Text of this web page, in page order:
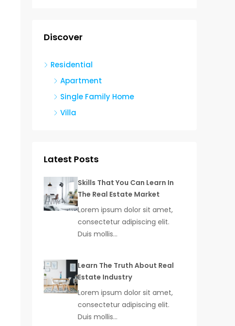
Discover
Residential
Apartment
Single Family Home
Villa
Latest Posts
Skills That You Can Learn In
The Real Estate Market
Lorem ipsum dolor sit amet,
consectetur adipiscing elit.
Duis mollis…
Learn The Truth About Real
Estate Industry
Lorem ipsum dolor sit amet,
consectetur adipiscing elit.
Duis mollis…